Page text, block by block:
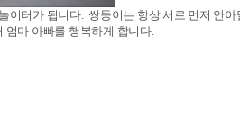
이터가 됩니다. 쌍둥이는 항상 서로 먼저 안
엄마 아빠를 행복하게 합니다.